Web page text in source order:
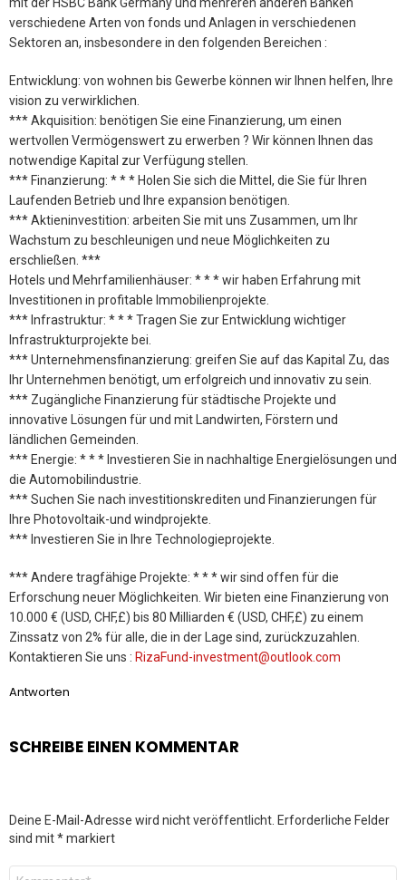
verschiedene Arten von fonds und Anlagen in verschiedenen
Sektoren an, insbesondere in den folgenden Bereichen :
Entwicklung: von wohnen bis Gewerbe können wir Ihnen helfen, Ihre
vision zu verwirklichen.
*** Akquisition: benötigen Sie eine Finanzierung, um einen
wertvollen Vermögenswert zu erwerben ? Wir können Ihnen das
notwendige Kapital zur Verfügung stellen.
*** Finanzierung: * * * Holen Sie sich die Mittel, die Sie für Ihren
Laufenden Betrieb und Ihre expansion benötigen.
*** Aktieninvestition: arbeiten Sie mit uns Zusammen, um Ihr
Wachstum zu beschleunigen und neue Möglichkeiten zu
erschließen. ***
Hotels und Mehrfamilienhäuser: * * * wir haben Erfahrung mit
Investitionen in profitable Immobilienprojekte.
*** Infrastruktur: * * * Tragen Sie zur Entwicklung wichtiger
Infrastrukturprojekte bei.
*** Unternehmensfinanzierung: greifen Sie auf das Kapital Zu, das
Ihr Unternehmen benötigt, um erfolgreich und innovativ zu sein.
*** Zugängliche Finanzierung für städtische Projekte und
innovative Lösungen für und mit Landwirten, Förstern und
ländlichen Gemeinden.
*** Energie: * * * Investieren Sie in nachhaltige Energielösungen und
die Automobilindustrie.
*** Suchen Sie nach investitionskrediten und Finanzierungen für
Ihre Photovoltaik-und windprojekte.
*** Investieren Sie in Ihre Technologieprojekte.
*** Andere tragfähige Projekte: * * * wir sind offen für die
Erforschung neuer Möglichkeiten. Wir bieten eine Finanzierung von
10.000 € (USD, CHF,£) bis 80 Milliarden € (USD, CHF,£) zu einem
Zinssatz von 2% für alle, die in der Lage sind, zurückzuzahlen.
Kontaktieren Sie uns : RizaFund-investment@outlook.com
Antworten
SCHREIBE EINEN KOMMENTAR
Deine E-Mail-Adresse wird nicht veröffentlicht. Erforderliche Felder
sind mit*markiert
Kommentar